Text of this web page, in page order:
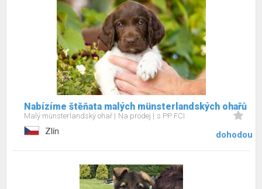
Nabízíme štěňata malých münsterlandských ohařů
Malý münsterlandský ohař Na prodej s PP FCI
Zlín dohodou